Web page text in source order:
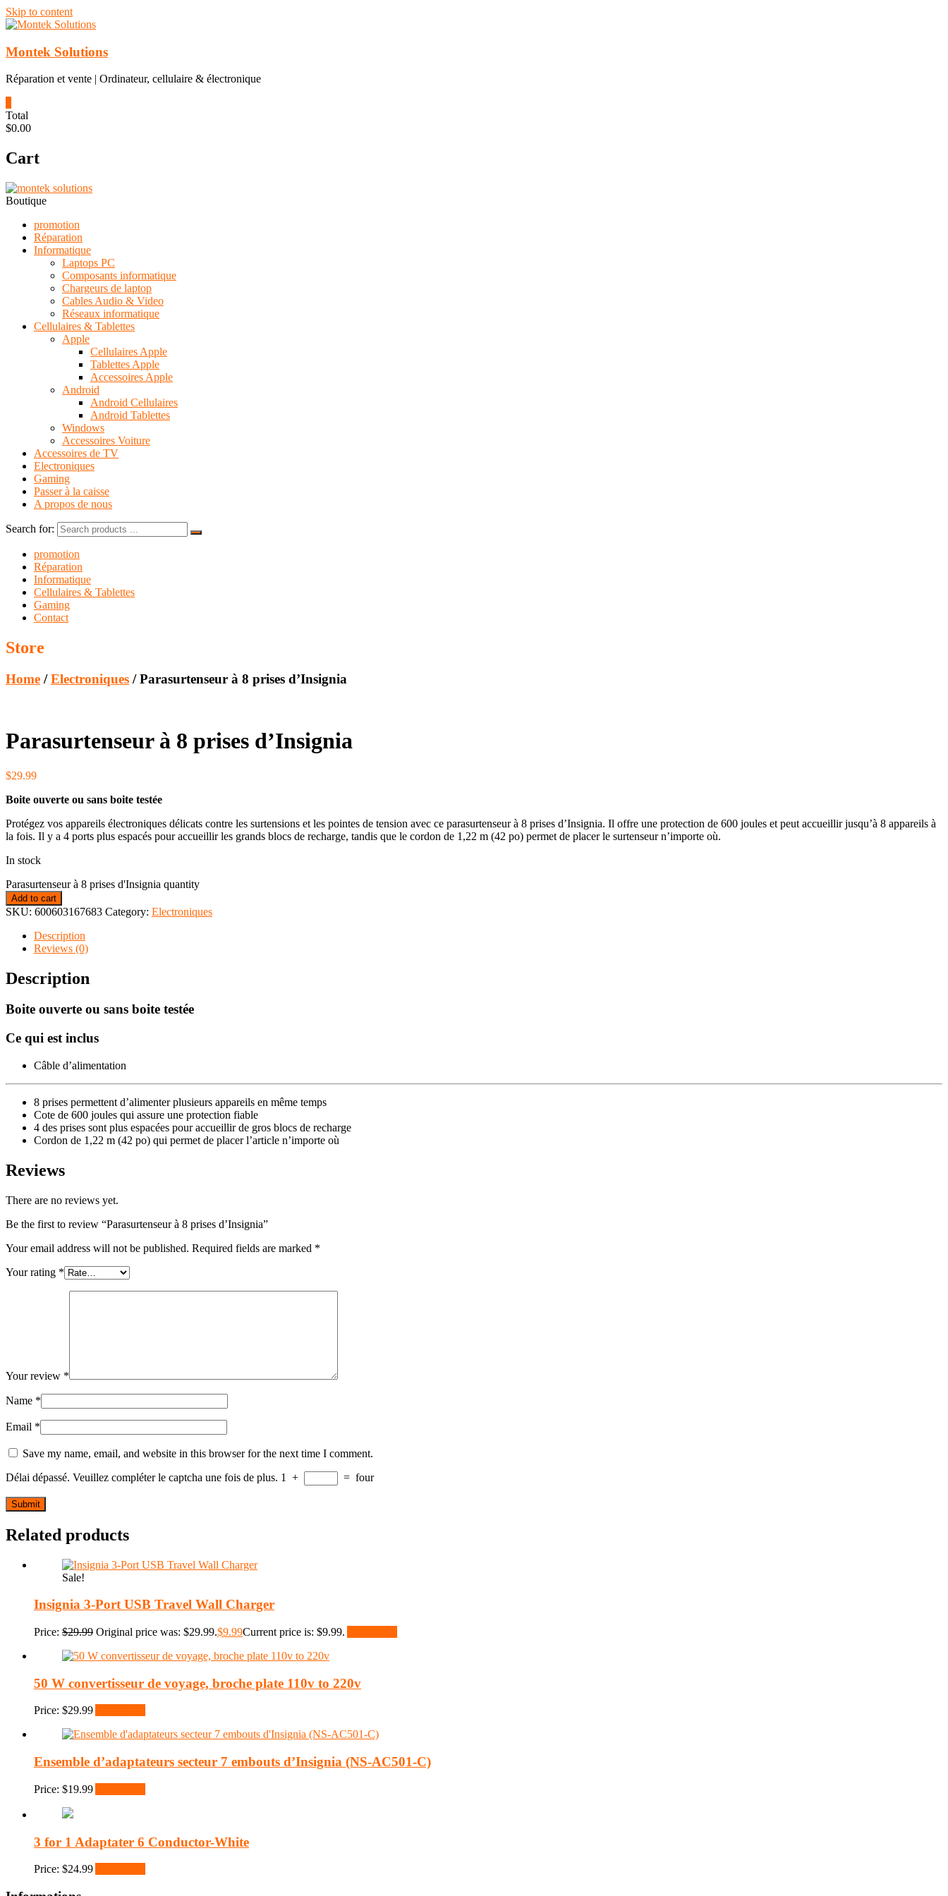
Skip to content
Montek Solutions
Réparation et vente | Ordinateur, cellulaire & électronique
Total
$0.00
Cart
Boutique
promotion
Réparation
Informatique
Laptops PC
Composants informatique
Chargeurs de laptop
Cables Audio & Video
Réseaux informatique
Cellulaires & Tablettes
Apple
Cellulaires Apple
Tablettes Apple
Accessoires Apple
Android
Android Cellulaires
Android Tablettes
Windows
Accessoires Voiture
Accessoires de TV
Electroniques
Gaming
Passer à la caisse
A propos de nous
Search for:
promotion
Réparation
Informatique
Cellulaires & Tablettes
Gaming
Contact
Store
Home /Electroniques / Parasurtenseur à 8 prises d’Insignia
Parasurtenseur à 8 prises d’Insignia
$29.99
Boite ouverte ou sans boite testée
Protégez vos appareils électroniques délicats contre les surtensions et les pointes de tension avec ce parasurtenseur à 8 prises d’Insignia. Il offre une protection de 600 joules et peut accueillir jusqu’à 8 appareils à
la fois. Il y a 4 ports plus espacés pour accueillir les grands blocs de recharge, tandis que le cordon de 1,22 m (42 po) permet de placer le surtenseur n’importe où.
In stock
Parasurtenseur à 8 prises d'Insignia quantity
Add to cart
SKU: 600603167683 Category: Electroniques
Description
Reviews (0)
Description
Boite ouverte ou sans boite testée
Ce qui est inclus
Câble d’alimentation
8 prises permettent d’alimenter plusieurs appareils en même temps
Cote de 600 joules qui assure une protection fiable
4 des prises sont plus espacées pour accueillir de gros blocs de recharge
Cordon de 1,22 m (42 po) qui permet de placer l’article n’importe où
Reviews
There are no reviews yet.
Be the first to review “Parasurtenseur à 8 prises d’Insignia”
Your email address will not be published. Required fields are marked *
Your rating *
Your review *
Name *
Email *
Save my name, email, and website in this browser for the next time I comment.
Délai dépassé. Veuillez compléter le captcha une fois de plus. 1 + = four
Related products
Sale!
Insignia 3-Port USB Travel Wall Charger
Price: $29.99 Original price was: $29.99.$9.99Current price is: $9.99.
50 W convertisseur de voyage, broche plate 110v to 220v
Price: $29.99
Ensemble d’adaptateurs secteur 7 embouts d’Insignia (NS-AC501-C)
Price: $19.99
3 for 1 Adaptater 6 Conductor-White
Price: $24.99